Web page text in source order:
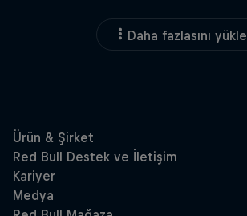
Daha fazlasını yükle